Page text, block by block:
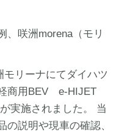
、 咲洲morena（モリ
モリーナにてダイハツ
商用BEV e-HIJET
実施されました。 当
の説明や現車の確認、